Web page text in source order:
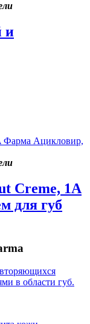
и
Creme, 1A
для губ
в области губ.